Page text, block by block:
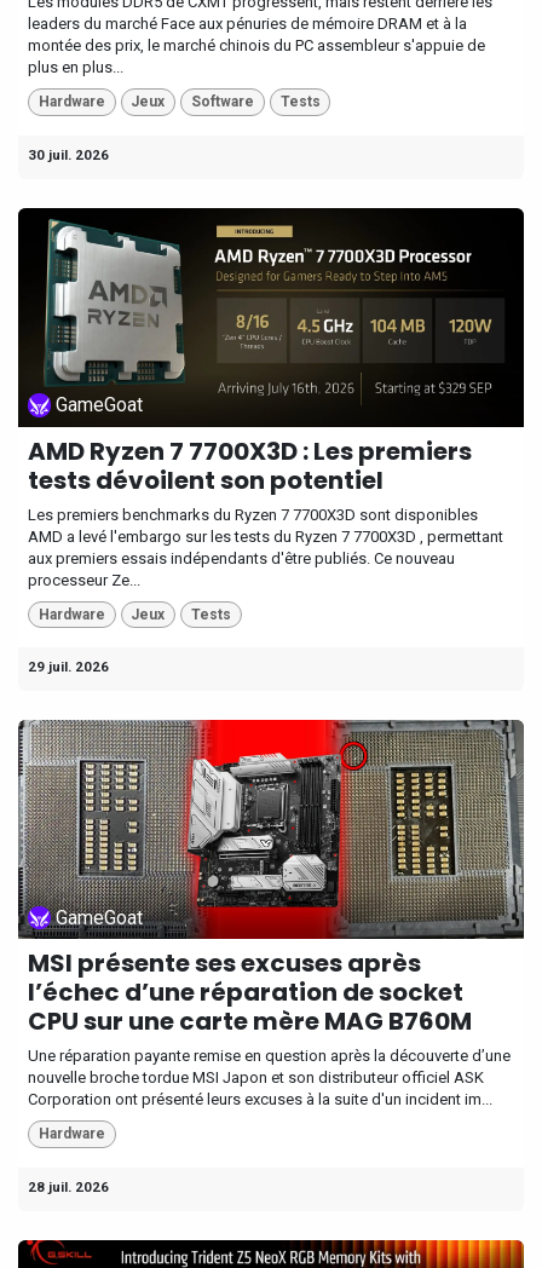
leaders du marché Face aux pénuries de mémoire DRAM et à la
montée des prix, le marché chinois du PC assembleur s'appuie de
plus en plus...
Hardware Jeux Software Tests
30 juil. 2026
GameGoat
AMD Ryzen 7 7700X3D : Les premiers
tests dévoilent son potentiel
Les premiers benchmarks du Ryzen 7 7700X3D sont disponibles
AMD a levé l'embargo sur les tests du Ryzen 7 7700X3D , permettant
aux premiers essais indépendants d'être publiés. Ce nouveau
processeur Ze...
Hardware Jeux Tests
29 juil. 2026
GameGoat
MSI présente ses excuses après
l’échec d’une réparation de socket
CPU sur une carte mère MAG B760M
Une réparation payante remise en question après la découverte d’une
nouvelle broche tordue MSI Japon et son distributeur officiel ASK
Corporation ont présenté leurs excuses à la suite d'un incident im...
Hardware
28 juil. 2026